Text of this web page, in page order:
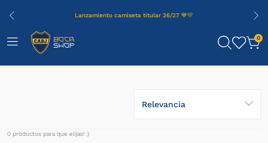
Lanzamiento camiseta titular 26/27 💙💛
0
Relevancia
0 productos